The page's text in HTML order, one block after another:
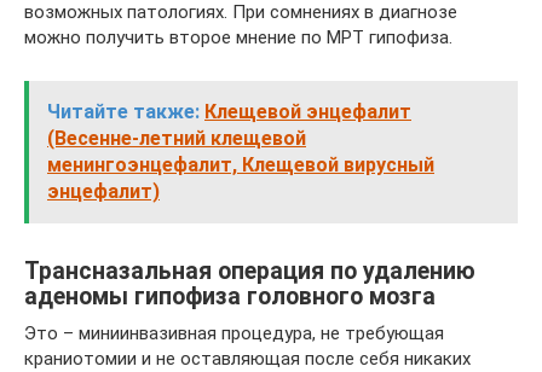
возможных патологиях. При сомнениях в диагнозе
можно получить второе мнение по МРТ гипофиза.
Читайте также: Клещевой энцефалит
(Весенне-летний клещевой
менингоэнцефалит, Клещевой вирусный
энцефалит)
Трансназальная операция по удалению
аденомы гипофиза головного мозга
Это – миниинвазивная процедура, не требующая
краниотомии и не оставляющая после себя никаких